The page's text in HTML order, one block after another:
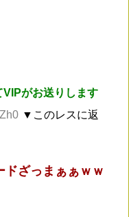
VIPがお送りします
▼このレスに返
ざっまぁぁｗｗ